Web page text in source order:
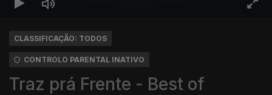
CLASSIFICAÇÃO: TODOS
CONTROLO PARENTAL INATIVO
Traz prá Frente - Best of